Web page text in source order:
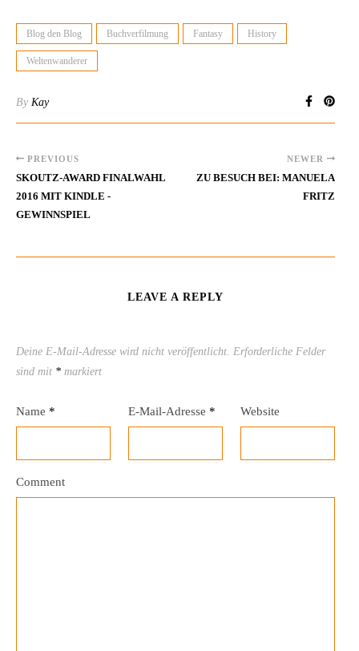
Blog den Blog Buchverfilmung Fantasy History
Weltenwanderer
By Kay
PREVIOUS
SKOUTZ-AWARD FINALWAHL
2016 MIT KINDLE -
GEWINNSPIEL
NEWER
ZU BESUCH BEI: MANUELA
FRITZ
LEAVE A REPLY
Deine E-Mail-Adresse wird nicht veröffentlicht. Erforderliche Felder
sind mit * markiert
Name * E-Mail-Adresse * Website
Comment